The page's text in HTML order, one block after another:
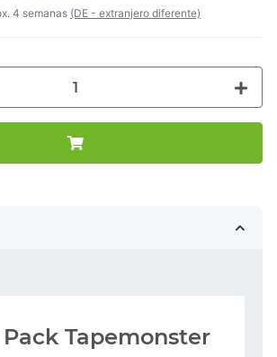
4 semanas (DE - extranjero diferente)
Tapemonster